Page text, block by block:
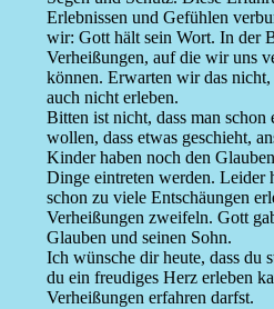
Erlebnissen und Gefühlen
wir: Gott hält sein Wort. In der
Verheißungen, auf die wir uns
können. Erwarten wir das
auch nicht erleben.
Bitten ist nicht, dass man
wollen, dass etwas geschieht,
Kinder haben noch den
Dinge eintreten werden. Leider
schon zu viele Entschäungen
Verheißungen zweifeln. Gott
Glauben und seinen Sohn.
Ich wünsche dir heute, dass du
du ein freudiges Herz erleben
Verheißungen erfahren darfst.